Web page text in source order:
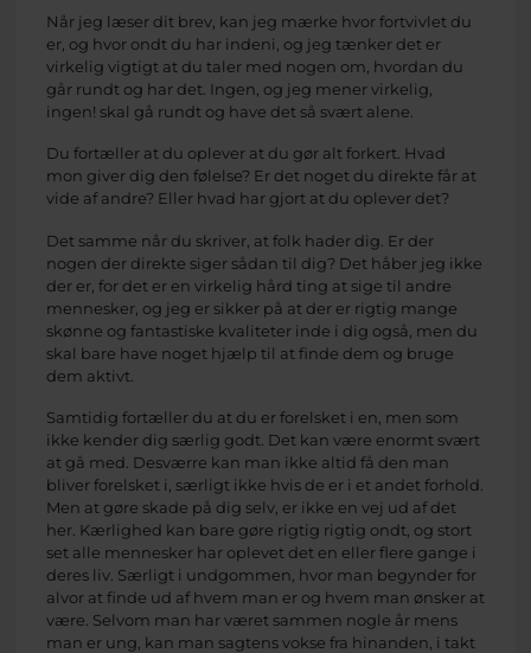
Når jeg læser dit brev, kan jeg mærke hvor fortvivlet du
er, og hvor ondt du har indeni, og jeg tænker det er
virkelig vigtigt at du taler med nogen om, hvordan du
går rundt og har det. Ingen, og jeg mener virkelig,
ingen! skal gå rundt og have det så svært alene.
Du fortæller at du oplever at du gør alt forkert. Hvad
mon giver dig den følelse? Er det noget du direkte får at
vide af andre? Eller hvad har gjort at du oplever det?
Det samme når du skriver, at folk hader dig. Er der
nogen der direkte siger sådan til dig? Det håber jeg ikke
der er, for det er en virkelig hård ting at sige til andre
mennesker, og jeg er sikker på at der er rigtig mange
skønne og fantastiske kvaliteter inde i dig også, men du
skal bare have noget hjælp til at finde dem og bruge
dem aktivt.
Samtidig fortæller du at du er forelsket i en, men som
ikke kender dig særlig godt. Det kan være enormt svært
at gå med. Desværre kan man ikke altid få den man
bliver forelsket i, særligt ikke hvis de er i et andet forhold.
Men at gøre skade på dig selv, er ikke en vej ud af det
her. Kærlighed kan bare gøre rigtig rigtig ondt, og stort
set alle mennesker har oplevet det en eller flere gange i
deres liv. Særligt i undgommen, hvor man begynder for
alvor at finde ud af hvem man er og hvem man ønsker at
være. Selvom man har været sammen nogle år mens
man er ung, kan man sagtens vokse fra hinanden, i takt